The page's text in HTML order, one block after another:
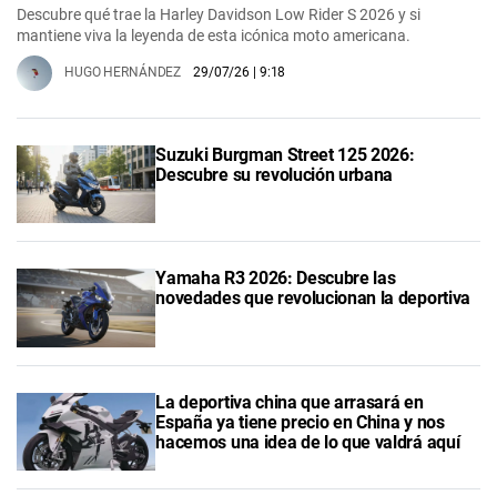
Descubre qué trae la Harley Davidson Low Rider S 2026 y si
mantiene viva la leyenda de esta icónica moto americana.
HUGO HERNÁNDEZ 29/07/26 | 9:18
Suzuki Burgman Street 125 2026:
Descubre su revolución urbana
Yamaha R3 2026: Descubre las
novedades que revolucionan la deportiva
La deportiva china que arrasará en
España ya tiene precio en China y nos
hacemos una idea de lo que valdrá aquí